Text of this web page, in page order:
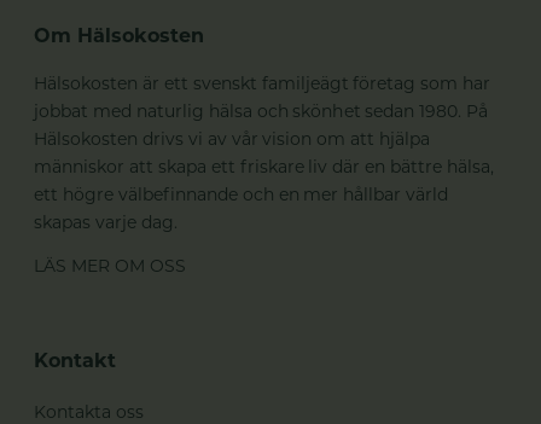
Om Hälsokosten
Hälsokosten är ett svenskt familjeägt företag som har
jobbat med naturlig hälsa och skönhet sedan 1980. På
Hälsokosten drivs vi av vår vision om att hjälpa
människor att skapa ett friskare liv där en bättre hälsa,
ett högre välbefinnande och en mer hållbar värld
skapas varje dag.
LÄS MER OM OSS
Kontakt
Kontakta oss